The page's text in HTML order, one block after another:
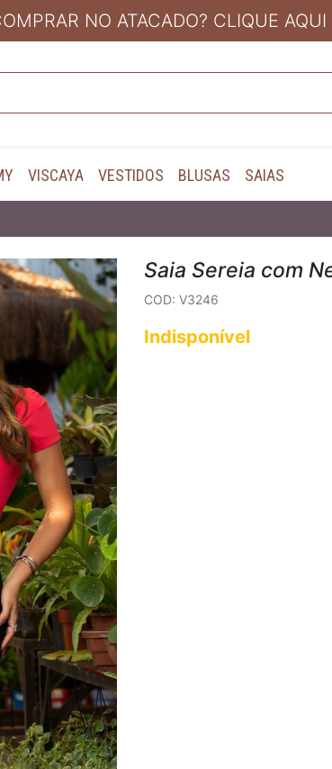
NO ATACADO? CLIQUE AQUI
VISCAYA VESTIDOS BLUSAS SAIAS
Saia Sereia com
COD: V3246
Indisponível